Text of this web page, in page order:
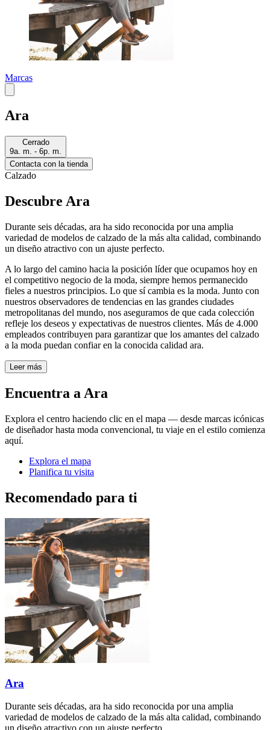
Marcas
Ara
Cerrado
9a. m. - 6p. m.
Contacta con la tienda
Calzado
Descubre Ara
Durante seis décadas, ara ha sido reconocida por una amplia
variedad de modelos de calzado de la más alta calidad, combinando
un diseño atractivo con un ajuste perfecto.
A lo largo del camino hacia la posición líder que ocupamos hoy en
el competitivo negocio de la moda, siempre hemos permanecido
fieles a nuestros principios. Lo que sí cambia es la moda. Junto con
nuestros observadores de tendencias en las grandes ciudades
metropolitanas del mundo, nos aseguramos de que cada colección
refleje los deseos y expectativas de nuestros clientes. Más de 4.000
empleados contribuyen para garantizar que los amantes del calzado
a la moda puedan confiar en la conocida calidad ara.
Leer más
Encuentra a Ara
Explora el centro haciendo clic en el mapa — desde marcas icónicas
de diseñador hasta moda convencional, tu viaje en el estilo comienza
aquí.
Explora el mapa
Planifica tu visita
Recomendado para ti
Ara
Durante seis décadas, ara ha sido reconocida por una amplia
variedad de modelos de calzado de la más alta calidad, combinando